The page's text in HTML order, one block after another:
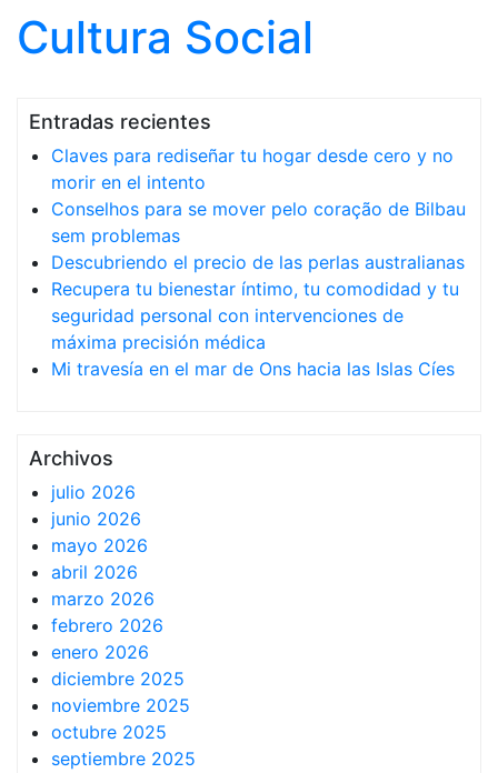
Cultura Social
Entradas recientes
Claves para rediseñar tu hogar desde cero y no
morir en el intento
Conselhos para se mover pelo coração de Bilbau
sem problemas
Descubriendo el precio de las perlas australianas
Recupera tu bienestar íntimo, tu comodidad y tu
seguridad personal con intervenciones de
máxima precisión médica
Mi travesía en el mar de Ons hacia las Islas Cíes
Archivos
julio 2026
junio 2026
mayo 2026
abril 2026
marzo 2026
febrero 2026
enero 2026
diciembre 2025
noviembre 2025
octubre 2025
septiembre 2025